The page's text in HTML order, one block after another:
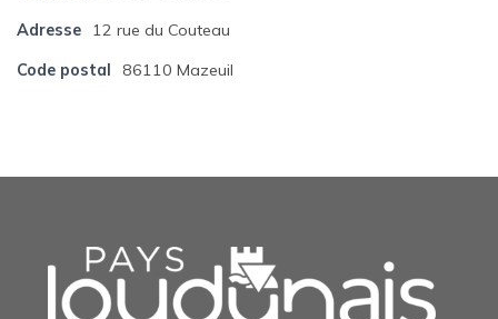
Adresse
12 rue du Couteau
Code postal
86110 Mazeuil